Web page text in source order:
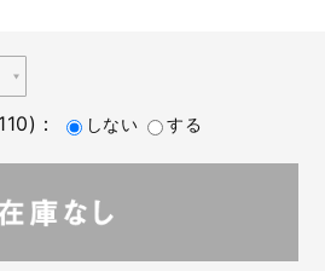
：
しない する